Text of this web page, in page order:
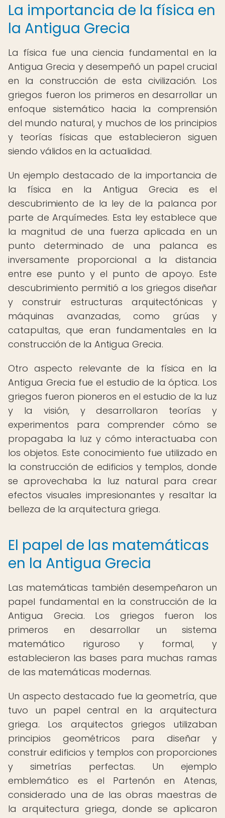
La importancia de la física en
la Antigua Grecia
La física fue una ciencia fundamental en la
Antigua Grecia y desempeñó un papel crucial
en la construcción de esta civilización. Los
griegos fueron los primeros en desarrollar un
enfoque sistemático hacia la comprensión
del mundo natural, y muchos de los principios
y teorías físicas que establecieron siguen
siendo válidos en la actualidad.
Un ejemplo destacado de la importancia de
la física en la Antigua Grecia es el
descubrimiento de la ley de la palanca por
parte de Arquímedes. Esta ley establece que
la magnitud de una fuerza aplicada en un
punto determinado de una palanca es
inversamente proporcional a la distancia
entre ese punto y el punto de apoyo. Este
descubrimiento permitió a los griegos diseñar
y construir estructuras arquitectónicas y
máquinas avanzadas, como grúas y
catapultas, que eran fundamentales en la
construcción de la Antigua Grecia.
Otro aspecto relevante de la física en la
Antigua Grecia fue el estudio de la óptica. Los
griegos fueron pioneros en el estudio de la luz
y la visión, y desarrollaron teorías y
experimentos para comprender cómo se
propagaba la luz y cómo interactuaba con
los objetos. Este conocimiento fue utilizado en
la construcción de edificios y templos, donde
se aprovechaba la luz natural para crear
efectos visuales impresionantes y resaltar la
belleza de la arquitectura griega.
El papel de las matemáticas
en la Antigua Grecia
Las matemáticas también desempeñaron un
papel fundamental en la construcción de la
Antigua Grecia. Los griegos fueron los
primeros en desarrollar un sistema
matemático riguroso y formal, y
establecieron las bases para muchas ramas
de las matemáticas modernas.
Un aspecto destacado fue la geometría, que
tuvo un papel central en la arquitectura
griega. Los arquitectos griegos utilizaban
principios geométricos para diseñar y
construir edificios y templos con proporciones
y simetrías perfectas. Un ejemplo
emblemático es el Partenón en Atenas,
considerado una de las obras maestras de
la arquitectura griega, donde se aplicaron